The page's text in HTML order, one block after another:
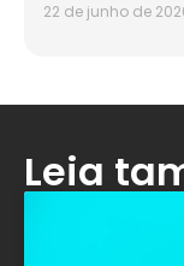
22 de junho de
Leia